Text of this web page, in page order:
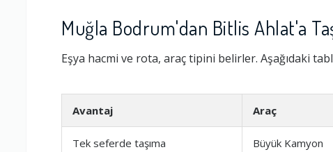
Muğla Bodrum'dan Bitlis Ahlat'a
Eşya hacmi ve rota, araç tipini belirler. Aşağıdaki
Avantaj Araç
Tek seferde taşıma Büyük Kamyon